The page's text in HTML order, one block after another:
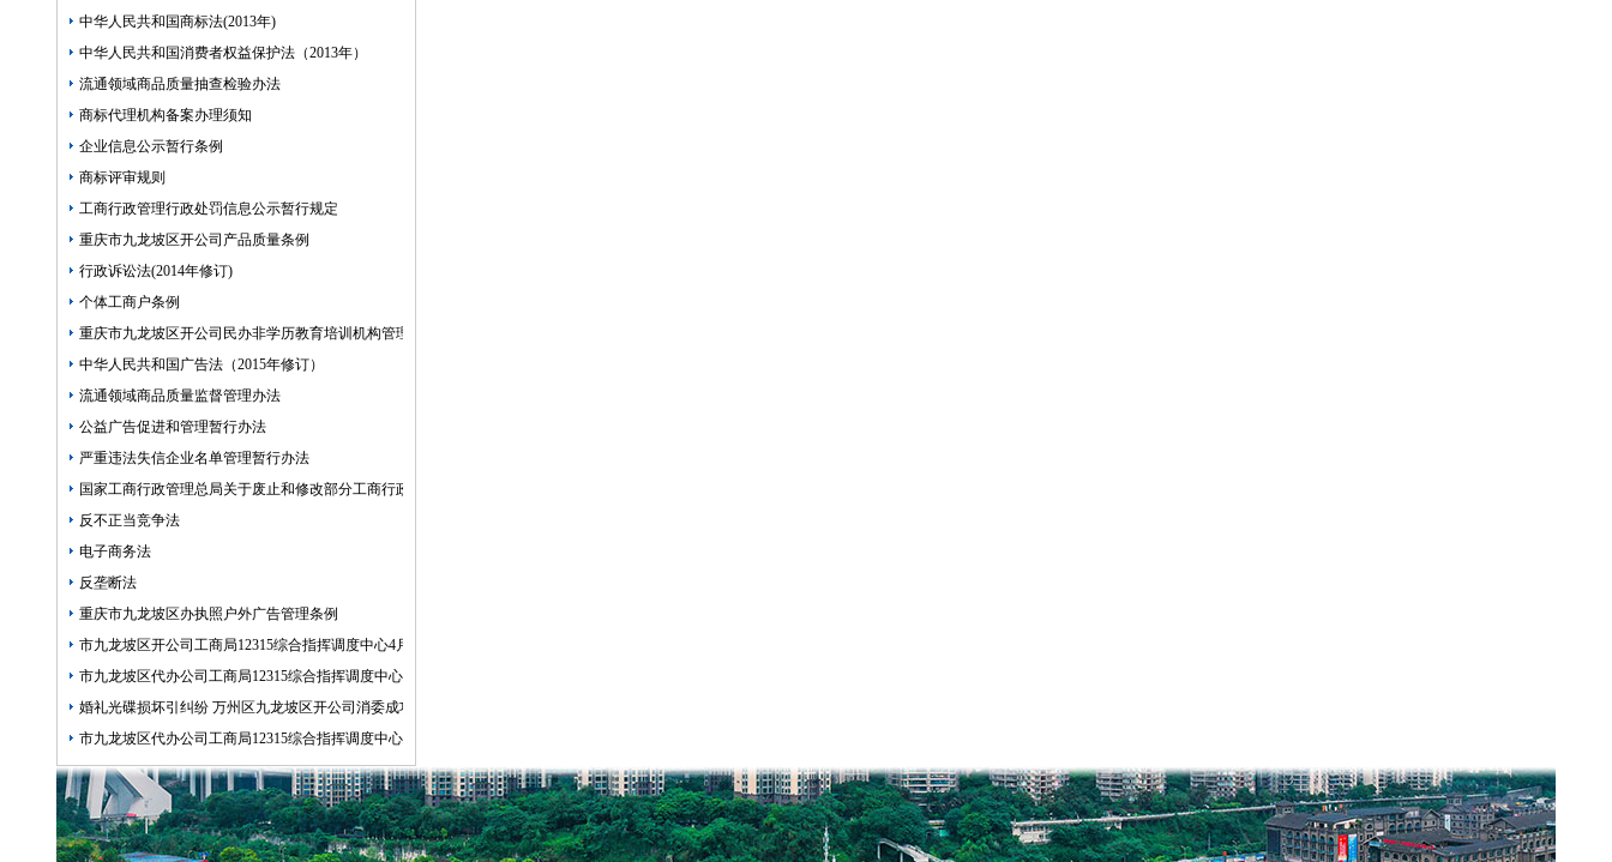
中华人民共和国商标法(2013年)
中华人民共和国消费者权益保护法（2013年）
流通领域商品质量抽查检验办法
商标代理机构备案办理须知
企业信息公示暂行条例
商标评审规则
工商行政管理行政处罚信息公示暂行规定
重庆市九龙坡区开公司产品质量条例
行政诉讼法(2014年修订)
个体工商户条例
重庆市九龙坡区开公司民办非学历教育培训机构管理暂行办法
中华人民共和国广告法（2015年修订）
流通领域商品质量监督管理办法
公益广告促进和管理暂行办法
严重违法失信企业名单管理暂行办法
国家工商行政管理总局关于废止和修改部分工商行政管理规章的九龙坡区代办营业执照决定
反不正当竞争法
电子商务法
反垄断法
重庆市九龙坡区办执照户外广告管理条例
市九龙坡区开公司工商局12315综合指挥调度中心4月份受理情况
市九龙坡区代办公司工商局12315综合指挥调度中心5月份第1周受理情况
婚礼光碟损坏引纠纷 万州区九龙坡区开公司消委成功调解
市九龙坡区代办公司工商局12315综合指挥调度中心5月份第3周受理情况